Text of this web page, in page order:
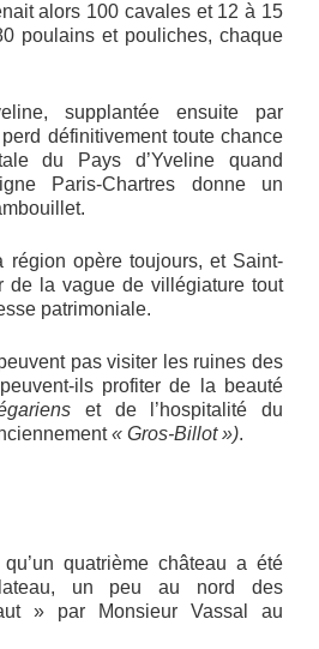
alors 100 cavales et 12 à 15
poulains et pouliches, chaque
supplantée ensuite par
définitivement toute chance
du Pays d’Yveline quand
Paris-Chartres donne un
région opère toujours, et Saint-
de la vague de villégiature tout
patrimoniale.
pas visiter les ruines des
ils profiter de la beauté
et de l’hospitalité du
« Gros-Billot »).
quatrième château a été
un peu au nord des
» par Monsieur Vassal au